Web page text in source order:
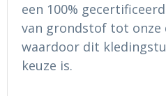
Hoofdbescherming
Gehoorbescherming
een 100%
van grondstof tot onze
waardoor dit
keuze is.